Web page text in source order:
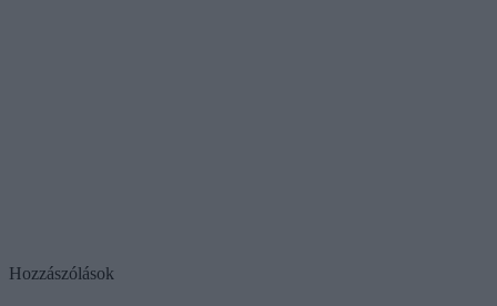
Hozzászólások